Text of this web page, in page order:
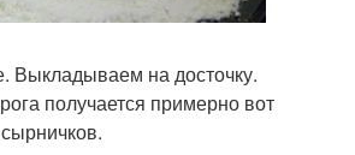
Выкладываем на досточку.
получается примерно вот